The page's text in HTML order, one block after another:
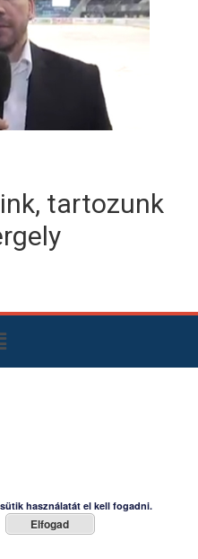
tartozunk
használatát el kell fogadni.
Elfogad